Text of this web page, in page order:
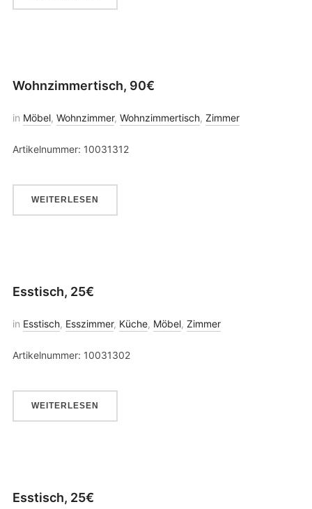
Wohnzimmertisch, 90€
in Möbel, Wohnzimmer, Wohnzimmertisch, Zimmer
Artikelnummer: 10031312
WEITERLESEN
Esstisch, 25€
in Esstisch, Esszimmer, Küche, Möbel, Zimmer
Artikelnummer: 10031302
WEITERLESEN
Esstisch, 25€